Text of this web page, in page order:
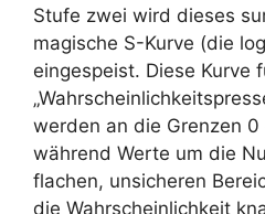
Stufe zwei wird dieses
magische S-Kurve (die
eingespeist. Diese Kurve
werden an die Grenzen
während Werte um die
flachen, unsicheren
die Wahrscheinlichkeit